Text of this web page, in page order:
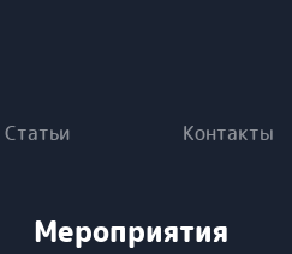
Статьи Контакты
Мероприятия